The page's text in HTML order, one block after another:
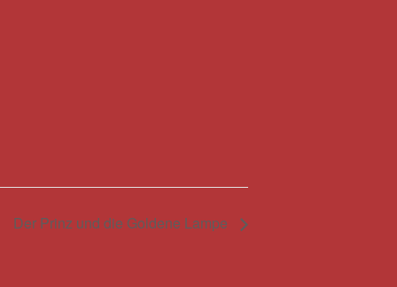
Der Prinz und die Goldene Lampe